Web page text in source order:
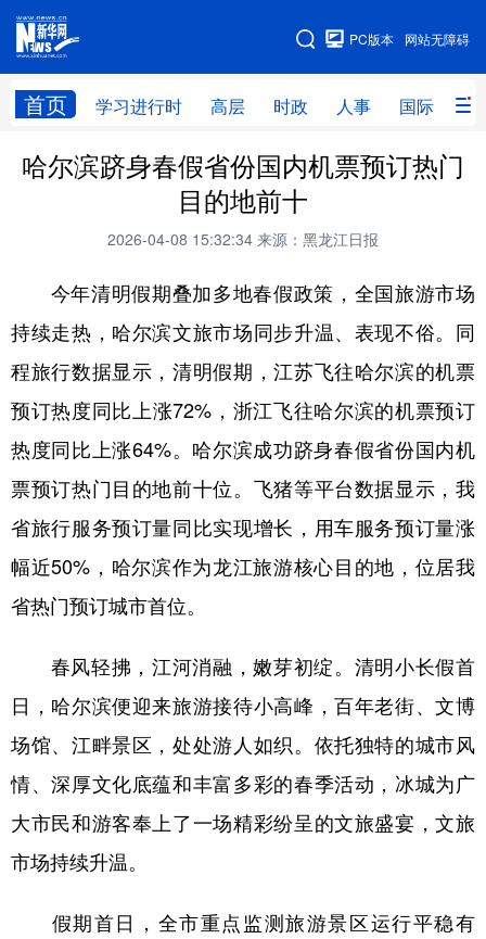
网站无障碍
PC版本
首页 学习进行时 高层 时政 人事 国际 财
网站地图
学习进行时 高层 时政 人事
财经 网评
全球连线
科技 科普 体育 文化
健康 军事 访谈 视频
食品 信息化 乡村振兴
溯源中国 城市 旅游 能源
会展 彩票 娱乐 时尚
悦读 公益 书画 一带一路
亚太网 上市公司
地方频道
北京 天津 河北 山西
辽宁 吉林 上海 江苏
广东 广西 海南 重庆
哈尔滨跻身春假省份国内机票预订热门
目的地前十
2026-04-08 15:32:34 来源：黑龙江日报
今年清明假期叠加多地春假政策，全国旅游市场
持续走热，哈尔滨文旅市场同步升温、表现不俗。同
程旅行数据显示，清明假期，江苏飞往哈尔滨的机票
预订热度同比上涨72%，浙江飞往哈尔滨的机票预订
热度同比上涨64%。哈尔滨成功跻身春假省份国内机
票预订热门目的地前十位。飞猪等平台数据显示，我
省旅行服务预订量同比实现增长，用车服务预订量涨
幅近50%，哈尔滨作为龙江旅游核心目的地，位居我
省热门预订城市首位。
春风轻拂，江河消融，嫩芽初绽。清明小长假首
日，哈尔滨便迎来旅游接待小高峰，百年老街、文博
场馆、江畔景区，处处游人如织。依托独特的城市风
情、深厚文化底蕴和丰富多彩的春季活动，冰城为广
大市民和游客奉上了一场精彩纷呈的文旅盛宴，文旅
市场持续升温。
假期首日，全市重点监测旅游景区运行平稳有